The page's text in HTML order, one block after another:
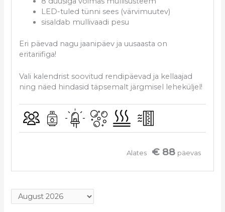
LED-tuled tünni sees (värvimuutev)
sisaldab mullivaadi pesu
Eri päevad nagu jaanipäev ja uusaasta on
eritariifiga!
Vali kalendrist soovitud rendipäevad ja kellaajad
ning näed hindasid täpsemalt järgmisel leheküljel!
Alates € 88 päevas